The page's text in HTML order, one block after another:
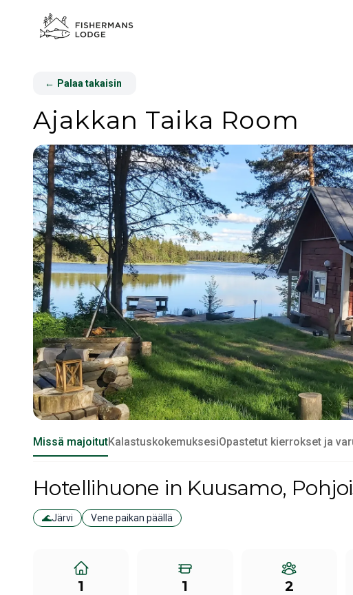
← Palaa takaisin
Ajakkan Taika Room
Missä majoitutKalastuskokemuksesiOpastetut kierrokset ja
Hotellihuone in Kuusamo,
🌊Järvi Vene paikan päällä
1 1 2